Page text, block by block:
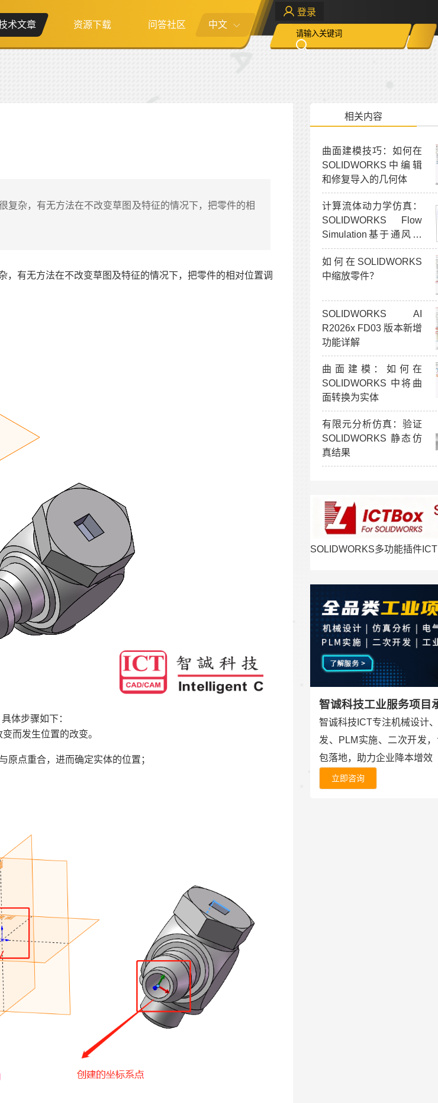
术文章 资源下载 问答社区 中文
登录
复杂，有无方法在不改变草图及特征的情况下，把零件的相
有无方法在不改变草图及特征的情况下，把零件的相对位置调
体步骤如下：
而发生位置的改变。
原点重合，进而确定实体的位置；
相关内容
曲面建模技巧：如何在
SOLIDWORKS中编辑
和修复导入的几何体
计算流体动力学仿真：
SOLIDWORKS Flow
Simulation基于通风效
率验证
如何在SOLIDWORKS
中缩放零件？
SOLIDWORKS AI
R2026x FD03 版本新增
功能详解
曲面建模：如何在
SOLIDWORKS 中将曲
面转换为实体
有限元分析仿真：验证
SOLIDWORKS 静态仿
真结果
SOLIDWORKS多功能插件
智诚科技工业服务项目
智诚科技ICT专注机械设计
发、PLM实施、二次开发
包落地，助力企业降本增效
立即咨询